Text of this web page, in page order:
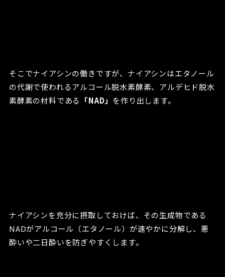
そこでナイアシンの働きですが、ナイアシンはエタノール
の代謝で使われるアルコール脱水素酵素、アルデヒド脱水
素酵素の材料である 「NAD」 を作り出します。
ナイアシンを充分に摂取しておけば、その生成物である
NADがアルコール（エタノール）が速やかに分解し、悪
酔いや二日酔いを防ぎやすくします。